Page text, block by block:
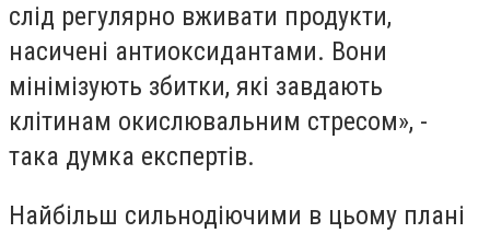
слід регулярно вживати продукти,
насичені антиоксидантами. Вони
мінімізують збитки, які завдають
клітинам окислювальним стресом», -
така думка експертів.
Найбільш сильнодіючими в цьому плані